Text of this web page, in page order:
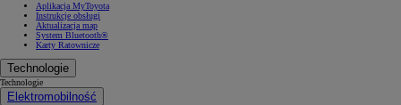
Aplikacja MyToyota
Instrukcje obsługi
Aktualizacja map
System Bluetooth®
Karty Ratownicze
Technologie
Technologie
Elektromobilność